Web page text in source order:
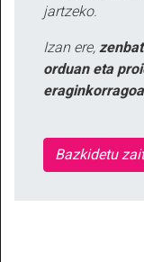
jartzeko.
Izan ere,
orduan eta
Bazkidetu